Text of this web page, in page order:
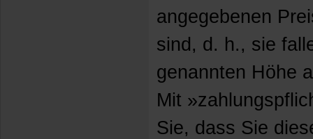
angegebenen
sind, d. h., sie
genannten Höhe
Mit
Sie, dass Sie